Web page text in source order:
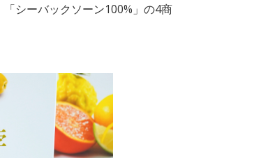
シーバックソーン100%」の4商